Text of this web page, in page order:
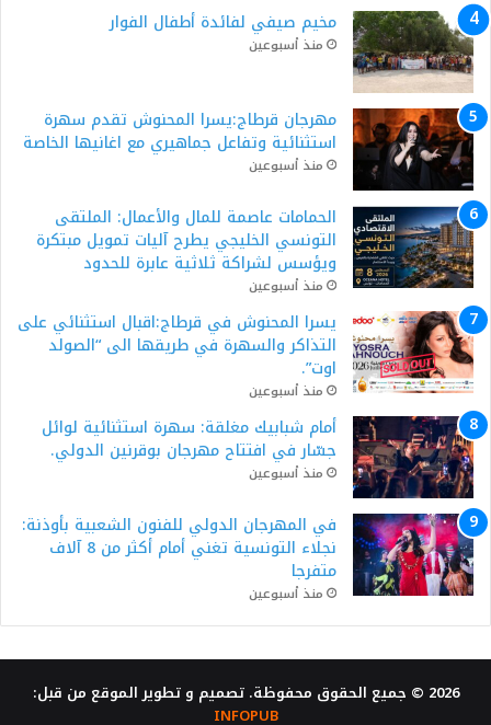
مخيم صيفي لفائدة أطفال الفوار
منذ أسبوعين
مهرجان قرطاج:يسرا المحنوش تقدم سهرة
استثنائية وتفاعل جماهيري مع اغانيها الخاصة
منذ أسبوعين
الحمامات عاصمة للمال والأعمال: الملتقى
التونسي الخليجي يطرح آليات تمويل مبتكرة
ويؤسس لشراكة ثلاثية عابرة للحدود
منذ أسبوعين
يسرا المحنوش في قرطاج:اقبال استثنائي على
التذاكر والسهرة في طريقها الى “الصولد
اوت”.
منذ أسبوعين
أمام شبابيك مغلقة: سهرة استثنائية لوائل
جسّار في افتتاح مهرجان بوقرنين الدولي.
منذ أسبوعين
في المهرجان الدولي للفنون الشعبية بأوذنة:
نجلاء التونسية تغني أمام أكثر من 8 آلاف
متفرجا
منذ أسبوعين
2026 © جميع الحقوق محفوظة. تصميم و تطوير الموقع من قبل:
INFOPUB